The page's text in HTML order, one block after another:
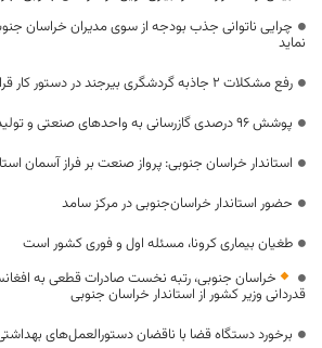
چرایی ناتوانی جذب بودجه از سوی مدیران خراسان
نماید
رفع مشکلات ۲ جاذبه گردشگری بیرجند در دستور کار قرار گرفت
پوشش ۹۶ درصدی گازرسانی به واحدهای صنعتی و تولیدی خراسان جنوبی
استاندار خراسان جنوبی: پرواز صنعت بر فراز آسمان
حضور استاندار خراسان‌جنوبی در مرکز سامد
طغیان بیماری کرونا، مسئله اول و فوری کشور است
خراسان جنوبی، رتبه نخست صادرات قطعی به
قدردانی وزیر کشور از استاندار خراسان جنوبی
برخورد دستگاه قضا با ناقضان دستورالعمل‌های بهداشتی